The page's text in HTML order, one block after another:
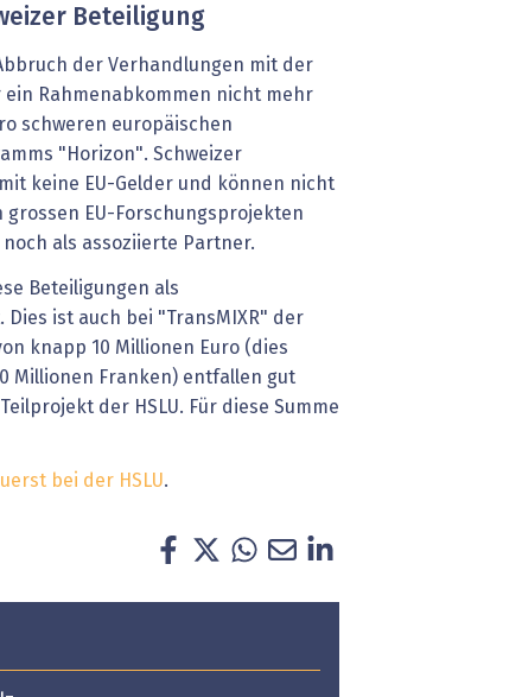
Beteiligung
der Verhandlungen mit der
ein Rahmenabkommen nicht mehr
schweren europäischen
"Horizon". Schweizer
keine EU-Gelder und können nicht
EU-Forschungsprojekten
als assoziierte Partner.
Beteiligungen als
ist auch bei "TransMIXR" der
knapp 10 Millionen Euro (dies
Millionen Franken) entfallen gut
der HSLU. Für diese Summe
bei der HSLU.